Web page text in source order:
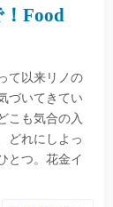
Food
て以来リノの
づいてきてい
こも気合の入
どれにしよっ
とつ。花金イ